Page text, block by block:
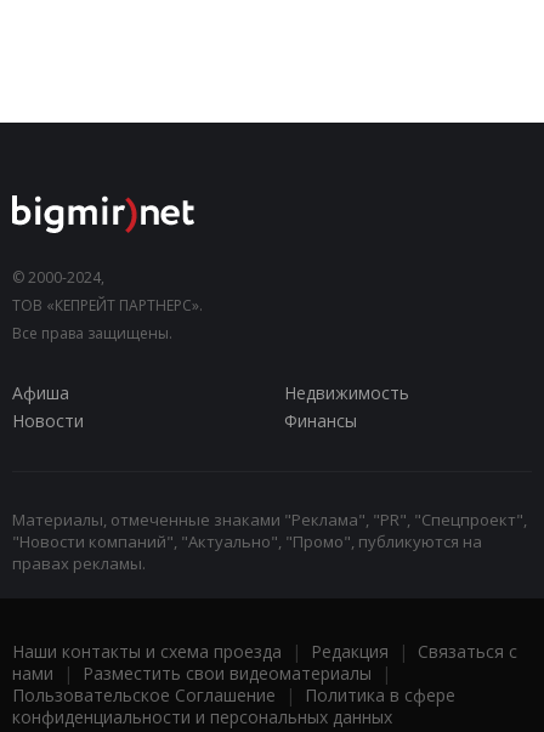
© 2000-2024,
ТОВ «КЕПРЕЙТ ПАРТНЕРС».
Все права защищены.
Афиша
Недвижимость
Новости
Финансы
Материалы, отмеченные знаками "Реклама", "PR", "Спецпроект",
"Новости компаний", "Актуально", "Промо", публикуются на
правах рекламы.
Наши контакты и схема проезда | Редакция | Связаться с
нами | Разместить свои видеоматериалы |
Пользовательское Соглашение |
Политика в сфере
конфиденциальности и персональных данных